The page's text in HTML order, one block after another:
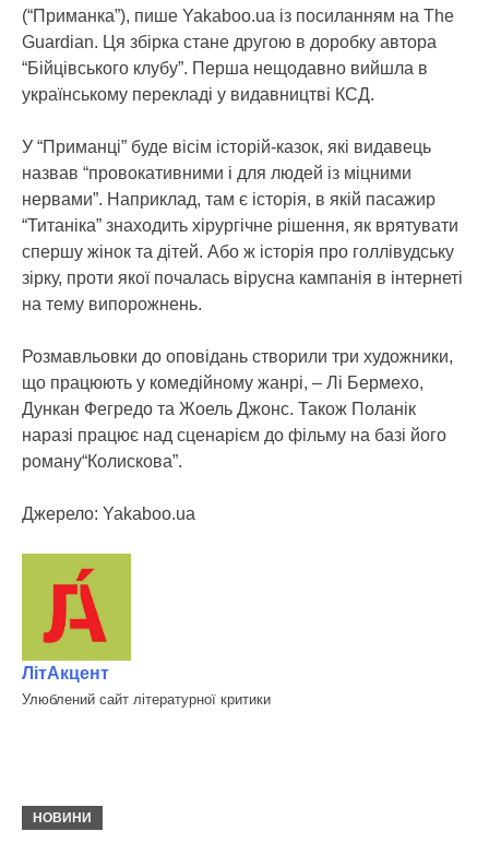
(“Приманка”), пише Yakaboo.ua із посиланням на The
Guardian. Ця збірка стане другою в доробку автора
“Бійцівського клубу”. Перша нещодавно вийшла в
українському перекладі у видавництві КСД.
У “Приманці” буде вісім історій-казок, які видавець
назвав “провокативними і для людей із міцними
нервами”. Наприклад, там є історія, в якій пасажир
“Титаніка” знаходить хірургічне рішення, як врятувати
спершу жінок та дітей. Або ж історія про голлівудську
зірку, проти якої почалась вірусна кампанія в інтернеті
на тему випорожнень.
Розмавльовки до оповідань створили три художники,
що працюють у комедійному жанрі, – Лі Бермехо,
Дункан Фегредо та Жоель Джонс. Також Поланік
наразі працює над сценарієм до фільму на базі його
роману“Колискова”.
Джерело: Yakaboo.ua
ЛітАкцент
Улюблений сайт літературної критики
НОВИНИ